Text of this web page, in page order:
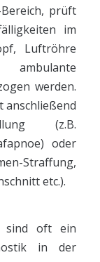
prüft
im
Luftröhre
ambulante
werden.
anschließend
(z.B.
oder
Straffung,
etc.).
sind oft ein
in der